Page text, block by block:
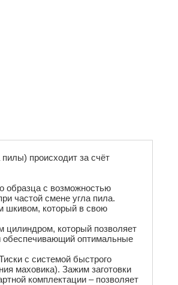
происходит за счёт
образца с возможностью
частой смене угла пила.
шкивом, который в свою
цилиндром, который позволяет
обеспечивающий оптимальные
с системой быстрого
маховика). Зажим заготовки
комплектации – позволяет